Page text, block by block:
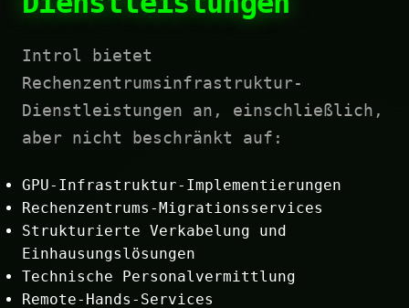
Introl bietet
Rechenzentrumsinfrastruktur-
Dienstleistungen an, einschließlich,
aber nicht beschränkt auf:
GPU-Infrastruktur-Implementierungen
Rechenzentrums-Migrationsservices
Strukturierte Verkabelung und
Einhausungslösungen
Technische Personalvermittlung
Remote-Hands-Services